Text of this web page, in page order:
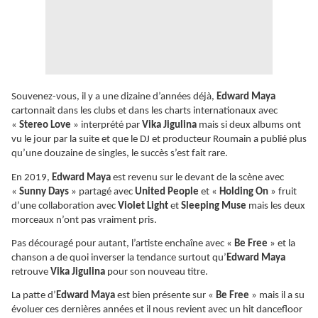
Souvenez-vous, il y a une dizaine d’années déjà, Edward Maya
cartonnait dans les clubs et dans les charts internationaux avec
« Stereo Love » interprété par Vika Jigulina mais si deux albums ont
vu le jour par la suite et que le DJ et producteur Roumain a publié plus
qu’une douzaine de singles, le succès s’est fait rare.
En 2019, Edward Maya est revenu sur le devant de la scène avec
« Sunny Days » partagé avec United People et « Holding On » fruit
d’une collaboration avec Violet Light et Sleeping Muse mais les deux
morceaux n’ont pas vraiment pris.
Pas découragé pour autant, l’artiste enchaîne avec « Be Free » et la
chanson a de quoi inverser la tendance surtout qu’ Edward Maya
retrouve Vika Jigulina pour son nouveau titre.
La patte d’Edward Maya est bien présente sur « Be Free » mais il a su
évoluer ces dernières années et il nous revient avec un hit dancefloor